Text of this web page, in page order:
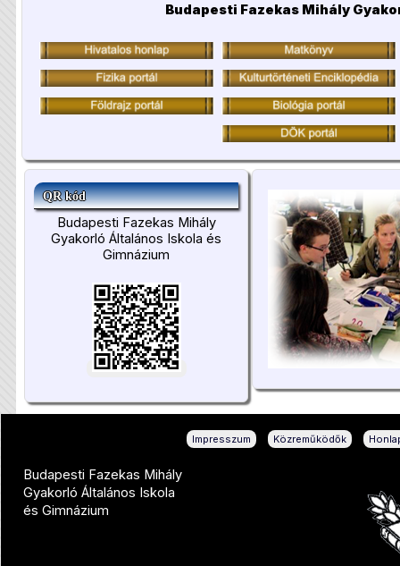
Budapesti Fazekas Mihály
QR kód
Budapesti Fazekas Mihály
Gyakorló Általános Iskola és
Gimnázium
Impresszum Közreműködők
Budapesti Fazekas Mihály
Gyakorló Általános Iskola
és Gimnázium